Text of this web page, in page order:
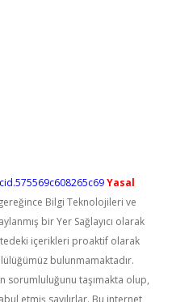
Yasal
Bilgi Teknolojileri ve
bir Yer Sağlayıcı olarak
içerikleri proaktif olarak
bulunmamaktadır.
sorumluluğunu taşımakta olup,
etmiş sayılırlar. Bu internet